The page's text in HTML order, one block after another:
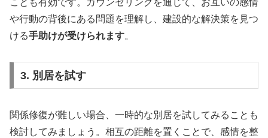
ことも有効です。カウンセリングを通じて、お互いの感情
や行動の背後にある問題を理解し、建設的な解決策を見つ
ける手助けが受けられます。
3. 別居を試す
関係修復が難しい場合、一時的な別居を試してみることも
検討してみましょう。相互の距離を置くことで、感情を整